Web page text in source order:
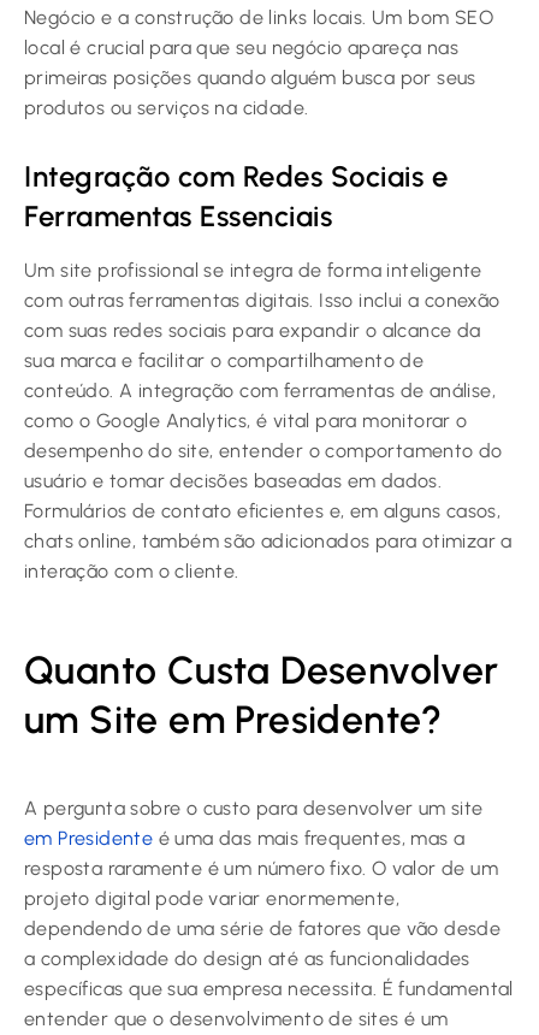
Negócio e a construção de links locais. Um bom SEO
local é crucial para que seu negócio apareça nas
primeiras posições quando alguém busca por seus
produtos ou serviços na cidade.
Integração com Redes Sociais e
Ferramentas Essenciais
Um site profissional se integra de forma inteligente
com outras ferramentas digitais. Isso inclui a conexão
com suas redes sociais para expandir o alcance da
sua marca e facilitar o compartilhamento de
conteúdo. A integração com ferramentas de análise,
como o Google Analytics, é vital para monitorar o
desempenho do site, entender o comportamento do
usuário e tomar decisões baseadas em dados.
Formulários de contato eficientes e, em alguns casos,
chats online, também são adicionados para otimizar a
interação com o cliente.
Quanto Custa Desenvolver
um Site em Presidente?
A pergunta sobre o custo para desenvolver um site
em Presidente é uma das mais frequentes, mas a
resposta raramente é um número fixo. O valor de um
projeto digital pode variar enormemente,
dependendo de uma série de fatores que vão desde
a complexidade do design até as funcionalidades
específicas que sua empresa necessita. É fundamental
entender que o desenvolvimento de sites é um